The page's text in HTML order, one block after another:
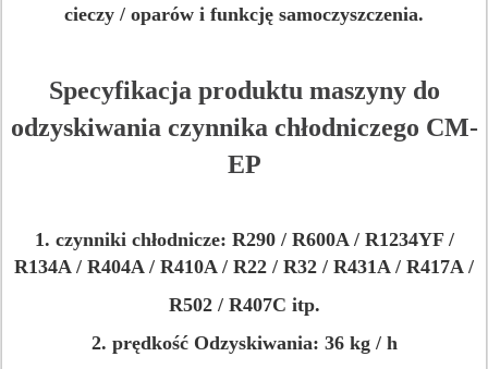
cieczy / oparów i funkcję samoczyszczenia.
Specyfikacja produktu maszyny do
odzyskiwania czynnika chłodniczego CM-
EP
1. czynniki chłodnicze: R290 / R600A / R1234YF /
R134A / R404A / R410A / R22 / R32 / R431A / R417A /
R502 / R407C itp.
2. prędkość Odzyskiwania: 36 kg / h